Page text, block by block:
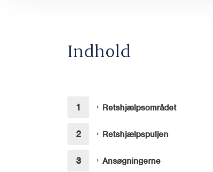
Indhold
Retshjælpsområdet
Retshjælpspuljen
Ansøgningerne